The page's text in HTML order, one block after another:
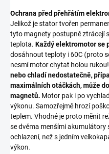
Ochrana před přehřátím
Jelikož je stator tvořen
tyto magnety postupně ztrácejí
teplota. Každý elektromotor se
dosáhnout teploty i 60C (proto
nesmí motor chytat holou
nebo chladí nedostatečně,
maximálních otáčkách, může
magnetů. Motor pak i po
výkonu. Samozřejmě hrozí
teplem. Vhodné je proto měnit
se dvěma menšími akumulátory
ochlazení, než s jedním
výkon.